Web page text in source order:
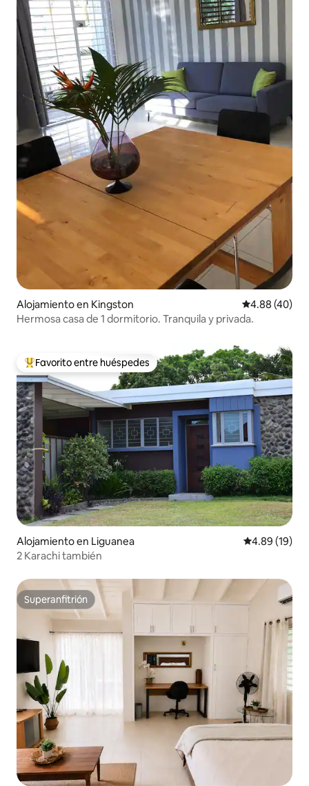
Alojamiento en Kingston Calificación
4.88 (40)
Hermosa casa de 1 dormitorio. Tranquila y privada.
Favorito entre huéspedes preferido
Favorito entre huéspedes
Alojamiento en Liguanea Calificación
4.89 (19)
2 Karachi también
Superanfitrión
Superanfitrión